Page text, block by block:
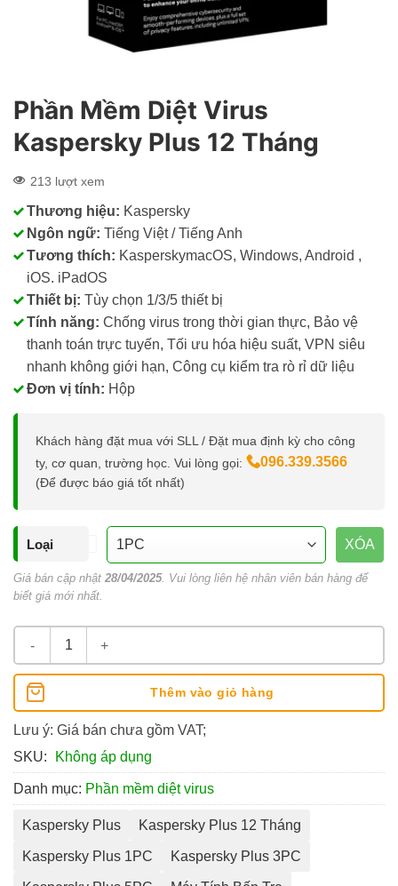
Phần Mềm Diệt Virus
Kaspersky Plus 12 Tháng
213 lượt xem
Thương hiệu: Kaspersky
Ngôn ngữ: Tiếng Việt / Tiếng Anh
Tương thích: KasperskymacOS, Windows, Android ,
iOS. iPadOS
Thiết bị: Tùy chọn 1/3/5 thiết bị
Tính năng: Chống virus trong thời gian thực, Bảo vệ
thanh toán trực tuyến, Tối ưu hóa hiệu suất, VPN siêu
nhanh không giới hạn, Công cụ kiểm tra rò rỉ dữ liệu
Đơn vị tính: Hộp
Khách hàng đặt mua với SLL / Đặt mua định kỳ cho công
ty, cơ quan, trường học. Vui lòng gọi:
096.339.3566
(Để được báo giá tốt nhất)
Loại XÓA
Giá bán cập nhật 28/04/2025. Vui lòng liên hệ nhân viên bán hàng để
biết giá mới nhất.
Phần Mềm Diệt Virus Kaspersky Plus 12 Tháng số lượng
Thêm vào giỏ hàng
Lưu ý: Giá bán chưa gồm VAT;
SKU:
Không áp dụng
Danh mục: Phần mềm diệt virus
Kaspersky Plus Kaspersky Plus 12 Tháng
Kaspersky Plus 1PC Kaspersky Plus 3PC